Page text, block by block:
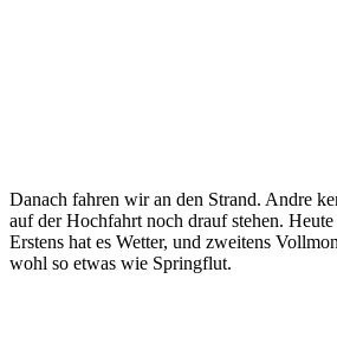
Danach fahren wir an den Strand. Andre
auf der Hochfahrt noch drauf stehen.
Erstens hat es Wetter, und zweitens
wohl so etwas wie Springflut.